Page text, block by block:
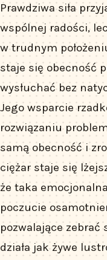
Prawdziwa siła
wspólnej radości,
w trudnym
staje się obecność
wysłuchać bez
Jego wsparcie
rozwiązaniu
samą obecność i
ciężar staje się
że taka
poczucie
pozwalające zebrać
działa jak żywe